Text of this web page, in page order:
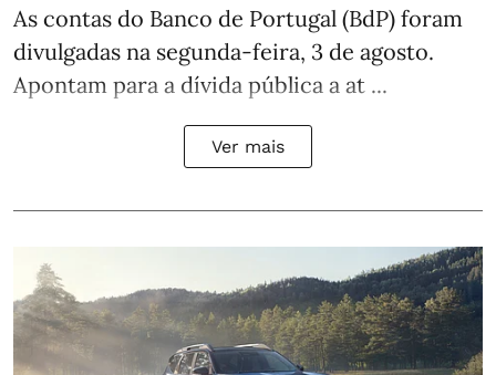
As contas do Banco de Portugal (BdP) foram
divulgadas na segunda-feira, 3 de agosto.
Apontam para a dívida pública a at ...
Ver mais